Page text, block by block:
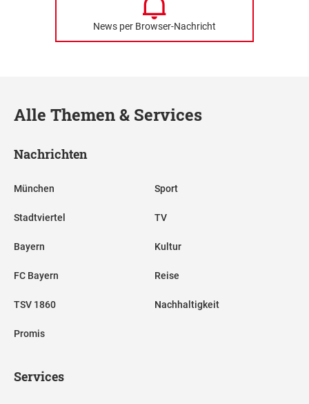
News per Browser-Nachricht
Alle Themen & Services
Nachrichten
München
Stadtviertel
Bayern
FC Bayern
TSV 1860
Promis
Sport
TV
Kultur
Reise
Nachhaltigkeit
Services